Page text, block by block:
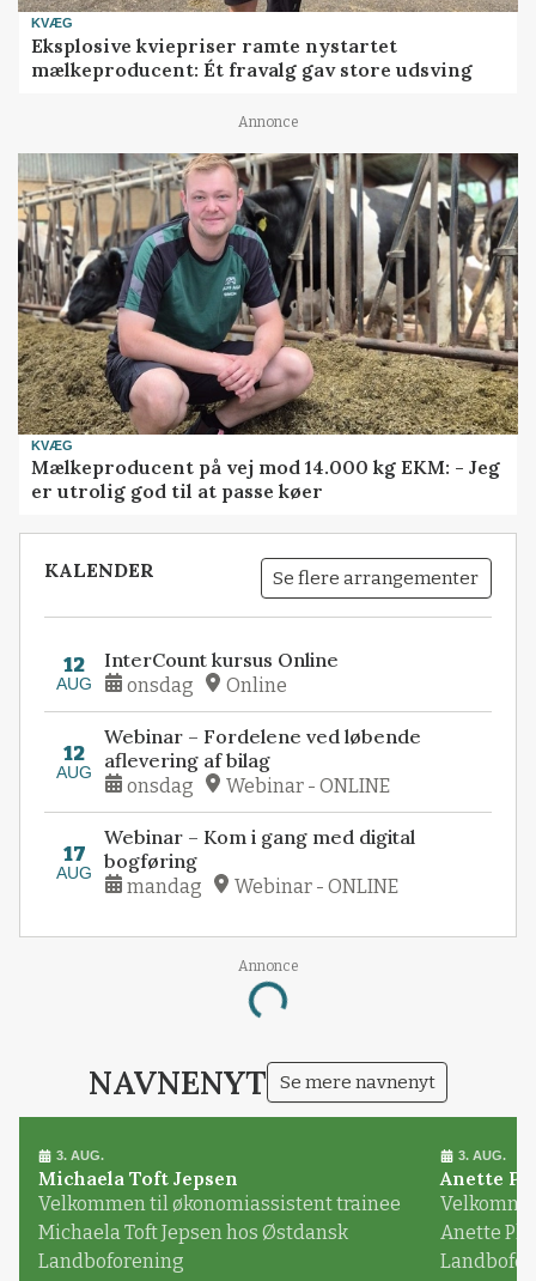
KVÆG
Eksplosive kviepriser ramte nystartet
mælkeproducent: Ét fravalg gav store udsving
Annonce
KVÆG
Mælkeproducent på vej mod 14.000 kg EKM: - Jeg
er utrolig god til at passe køer
KALENDER Se flere arrangementer
12
AUG
InterCount kursus Online
onsdag Online
12
AUG
Webinar – Fordelene ved løbende
aflevering af bilag
onsdag Webinar - ONLINE
17
AUG
Webinar – Kom i gang med digital
bogføring
mandag Webinar - ONLINE
Annonce
Loading...
NAVNENYT Se mere navnenyt
3. AUG.
Michaela Toft Jepsen
Velkommen til økonomiassistent trainee
Michaela Toft Jepsen hos Østdansk
Landboforening
3. AUG.
Anette
Anette